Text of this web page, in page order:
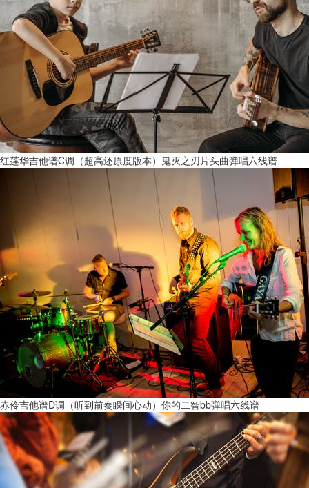
红莲华吉他谱C调（超高还原度版本）鬼灭之刃片头曲弹唱六线谱
赤伶吉他谱D调（听到前奏瞬间心动）你的二智bb弹唱六线谱